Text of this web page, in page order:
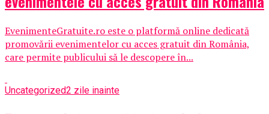
EvenimenteGratuite.ro este o platformă online dedicată
promovării evenimentelor cu acces gratuit din România,
care permite publicului să le descopere în...
Uncategorized2 zile inainte